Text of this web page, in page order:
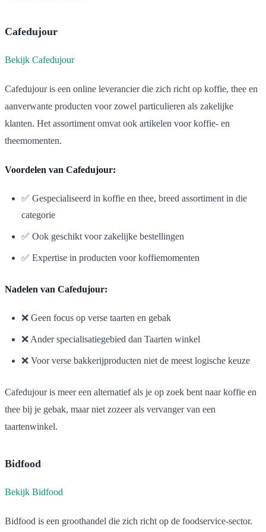
Cafedujour
Bekijk Cafedujour
Cafedujour is een online leverancier die zich richt op koffie, thee en
aanverwante producten voor zowel particulieren als zakelijke
klanten. Het assortiment omvat ook artikelen voor koffie- en
theemomenten.
Voordelen van Cafedujour:
✅ Gespecialiseerd in koffie en thee, breed assortiment in die
categorie
✅ Ook geschikt voor zakelijke bestellingen
✅ Expertise in producten voor koffiemomenten
Nadelen van Cafedujour:
❌ Geen focus op verse taarten en gebak
❌ Ander specialisatiegebied dan Taarten winkel
❌ Voor verse bakkerijproducten niet de meest logische keuze
Cafedujour is meer een alternatief als je op zoek bent naar koffie en
thee bij je gebak, maar niet zozeer als vervanger van een
taartenwinkel.
Bidfood
Bekijk Bidfood
Bidfood is een groothandel die zich richt op de foodservice-sector.